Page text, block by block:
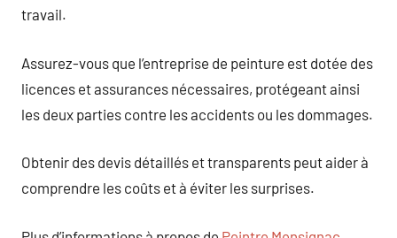
travail.
Assurez-vous que l’entreprise de peinture est dotée des
licences et assurances nécessaires, protégeant ainsi
les deux parties contre les accidents ou les dommages.
Obtenir des devis détaillés et transparents peut aider à
comprendre les coûts et à éviter les surprises.